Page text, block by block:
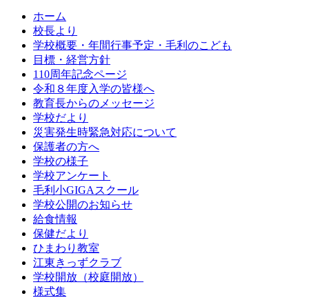
ホーム
校長より
学校概要・年間行事予定・毛利のこども
目標・経営方針
110周年記念ページ
令和８年度入学の皆様へ
教育長からのメッセージ
学校だより
災害発生時緊急対応について
保護者の方へ
学校の様子
学校アンケート
毛利小GIGAスクール
学校公開のお知らせ
給食情報
保健だより
ひまわり教室
江東きっずクラブ
学校開放（校庭開放）
様式集